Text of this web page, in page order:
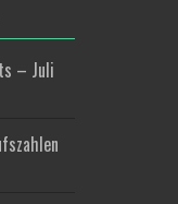
– Juli